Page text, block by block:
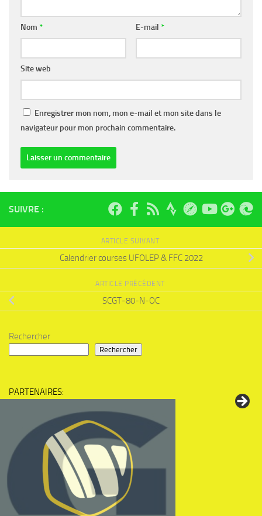
Nom * E-mail *
Site web
Enregistrer mon nom, mon e-mail et mon site dans le
navigateur pour mon prochain commentaire.
SUIVRE :
ARTICLE SUIVANT
Calendrier courses UFOLEP & FFC 2022
ARTICLE PRÉCÉDENT
SCGT-80-N-OC
Rechercher
Rechercher
PARTENAIRES: